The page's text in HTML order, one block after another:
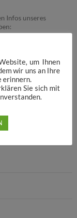
Infos unseres
um Ihnen
wir uns an Ihre
erinnern.
Sie sich mit